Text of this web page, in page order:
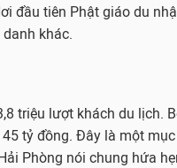
đầu tiên Phật giáo du
khác.
triệu lượt khách du lịch.
tỷ đồng. Đây là một
Phòng nói chung hứa